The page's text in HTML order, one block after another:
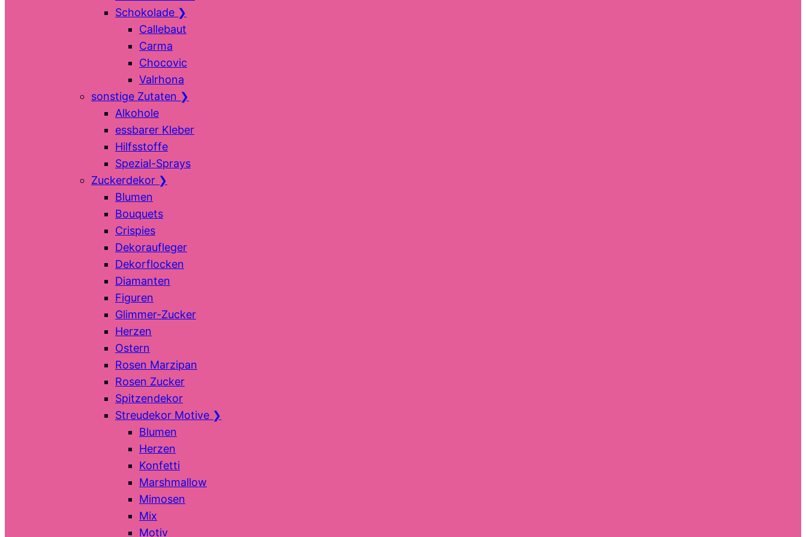
Schokolade ❯
Callebaut
Carma
Chocovic
Valrhona
sonstige Zutaten ❯
Alkohole
essbarer Kleber
Hilfsstoffe
Spezial-Sprays
Zuckerdekor ❯
Blumen
Bouquets
Crispies
Dekoraufleger
Dekorflocken
Diamanten
Figuren
Glimmer-Zucker
Herzen
Ostern
Rosen Marzipan
Rosen Zucker
Spitzendekor
Streudekor Motive ❯
Blumen
Herzen
Konfetti
Marshmallow
Mimosen
Mix
Motiv